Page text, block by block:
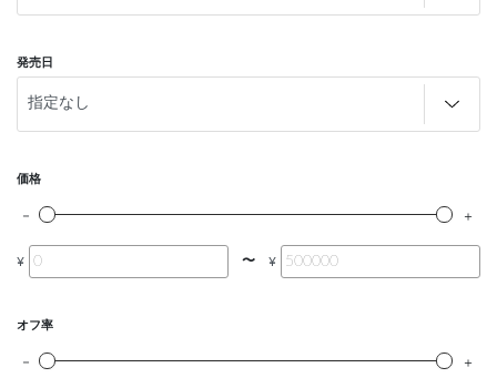
発売日
価格
¥ 〜 ¥
オフ率